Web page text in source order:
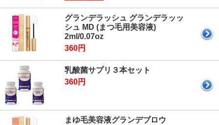
グランデラッシュ グランデラッッ
シュ MD (まつ毛用美容液)
2ml/0.07oz
360円
乳酸菌サプリ３本セット
360円
まゆ毛美容液グランデブロウ